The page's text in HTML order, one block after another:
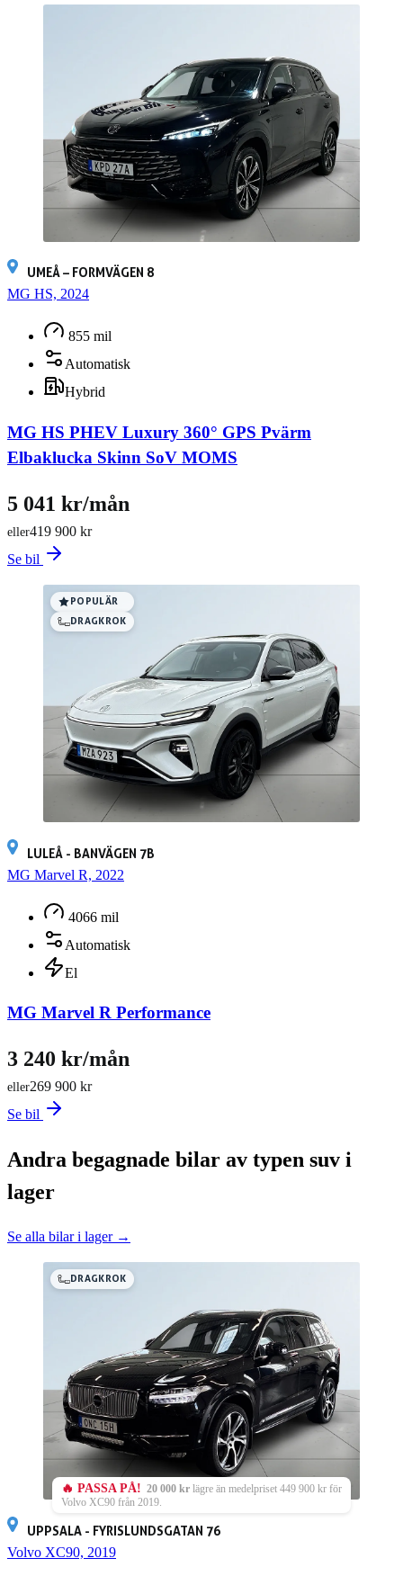
UMEÅ – FORMVÄGEN 8
MG HS, 2024
855 mil
Automatisk
Hybrid
MG HS PHEV Luxury 360° GPS Pvärm
Elbaklucka Skinn SoV MOMS
419 900 kr
eller
5 041 kr/mån
Se bil
POPULÄR
DRAGKROK
LULEÅ - BANVÄGEN 7B
MG Marvel R, 2022
4066 mil
Automatisk
El
MG Marvel R Performance
269 900 kr
eller
3 240 kr/mån
Se bil
Andra begagnade bilar av typen suv i
lager
Se alla bilar i lager →
DRAGKROK
🔥 PASSA PÅ! 20 000 kr lägre än medelpriset 449 900 kr för
Volvo XC90 från 2019.
UPPSALA - FYRISLUNDSGATAN 76
Volvo XC90, 2019